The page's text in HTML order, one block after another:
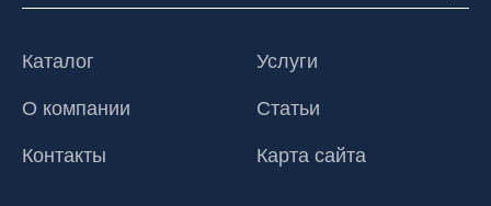
Каталог
Услуги
О компании
Статьи
Контакты
Карта сайта